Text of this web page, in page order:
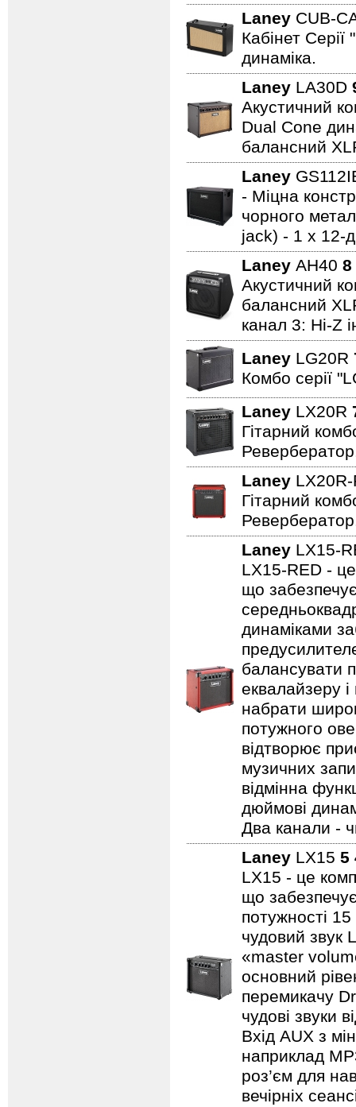
Laney CUB-
Кабінет
динаміка.
Laney LA30D
Акустичний
Dual Cone
балансний
Laney
- Міцна
чорного
jack) - 1 x 12-
Laney AH40 8
Акустичний
балансний
канал 3: Hi-Z
Laney LG20R
Комбо серії
Laney LX20R
Гітарний
Laney
Гітарний
Laney LX15-
LX15-RED -
що
динаміками
балансувати
еквалайзеру
набрати
потужного
відтворює
музичних
відмінна
дюймові
Два канали -
Laney LX15 5
LX15 - це
що
потужності
чудовий звук
«master
основний
перемикачу
чудові звуки
Вхід AUX з
наприклад
роз’єм для
вечірніх